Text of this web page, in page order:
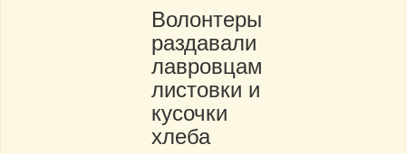
Волонтеры
раздавали
лавровцам
листовки и
кусочки
хлеба